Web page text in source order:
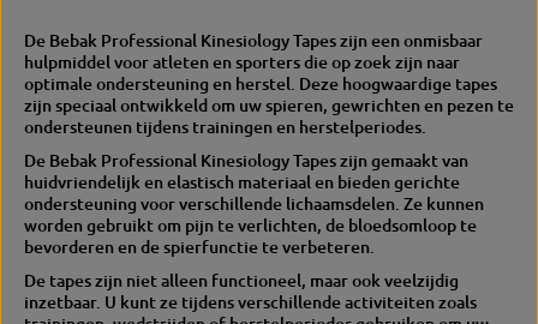
i
n
e
s
i
l
o
g
y
T
a
p
e
e
s
i
o
l
g
y
T
a
p
e
s
De Bebak Professional Kinesiology Tapes zijn een onmisbaar
hulpmiddel voor atleten en sporters die op zoek zijn naar
optimale ondersteuning en herstel. Deze hoogwaardige tapes
zijn speciaal ontwikkeld om uw spieren, gewrichten en pezen te
ondersteunen tijdens trainingen en herstelperiodes.
De Bebak Professional Kinesiology Tapes zijn gemaakt van
huidvriendelijk en elastisch materiaal en bieden gerichte
ondersteuning voor verschillende lichaamsdelen. Ze kunnen
worden gebruikt om pijn te verlichten, de bloedsomloop te
bevorderen en de spierfunctie te verbeteren.
De tapes zijn niet alleen functioneel, maar ook veelzijdig
inzetbaar. U kunt ze tijdens verschillende activiteiten zoals